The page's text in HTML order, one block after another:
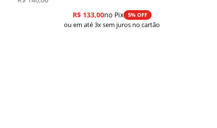
R$133,00no Pix 5% OFF
ou em até 3x sem juros no cartão